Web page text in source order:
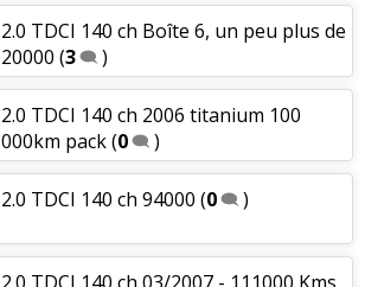
2.0 TDCI 140 ch Boîte 6, un peu plus de
20000 (3 )
2.0 TDCI 140 ch 2006 titanium 100
000km pack(0 )
2.0 TDCI 140 ch 94000 (0 )